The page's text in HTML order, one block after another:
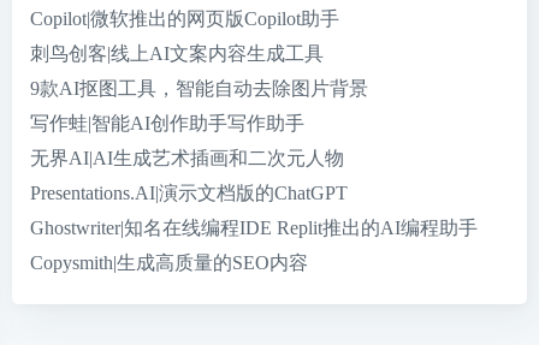
Copilot|微软推出的网页版Copilot助手
刺鸟创客|线上AI文案内容生成工具
9款AI抠图工具，智能自动去除图片背景
写作蛙|智能AI创作助手写作助手
无界AI|AI生成艺术插画和二次元人物
Presentations.AI|演示文档版的ChatGPT
Ghostwriter|知名在线编程IDE Replit推出的AI编程助手
Copysmith|生成高质量的SEO内容